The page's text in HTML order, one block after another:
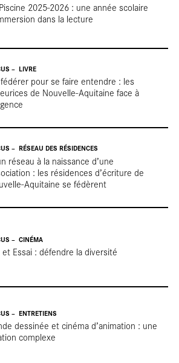
2025-2026 : une année scolaire
dans la lecture
LIVRE
pour se faire entendre : les
de Nouvelle-Aquitaine face à
RÉSEAU DES RÉSIDENCES
réseau à la naissance d’une
: les résidences d’écriture de
Aquitaine se fédèrent
CINÉMA
Essai : défendre la diversité
ENTRETIENS
dessinée et cinéma d’animation : une
complexe